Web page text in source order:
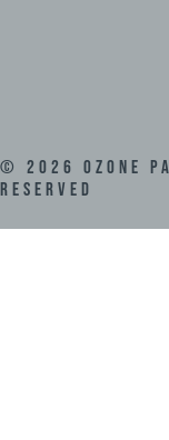
© 2026 Ozone
Reserved